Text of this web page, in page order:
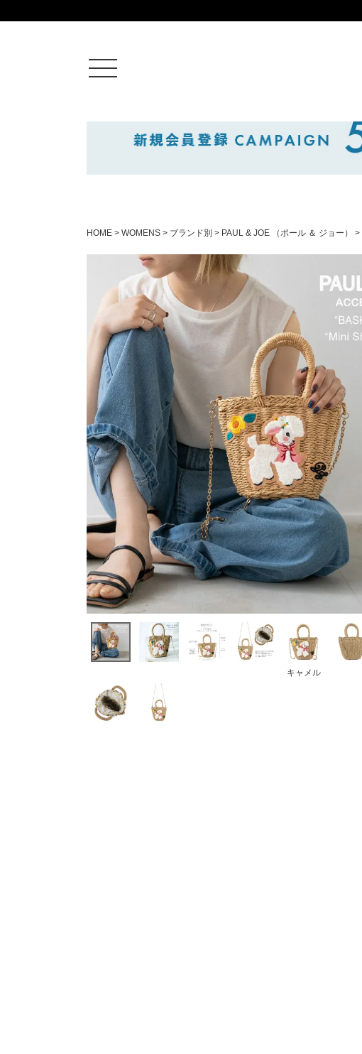
ログイン
絞りこみ検索
アイテムを選択
バッグ
ショルダーバッグ
トートバッグ
リュック
ボストンバッグ
HOME WOMENS ブランド別 PAUL & JOE （ポール ＆ ジョー）
キャメル